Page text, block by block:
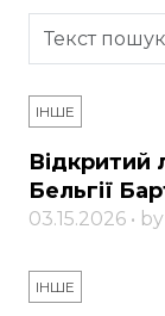
ІНШЕ
Відкритий
Бельгії
03.15.2026 • by
ІНШЕ